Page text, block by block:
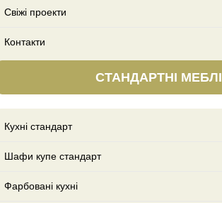
Свіжі проекти
Контакти
СТАНДАРТНІ МЕБЛІ
Кухні стандарт
Шафи купе стандарт
Фарбовані кухні